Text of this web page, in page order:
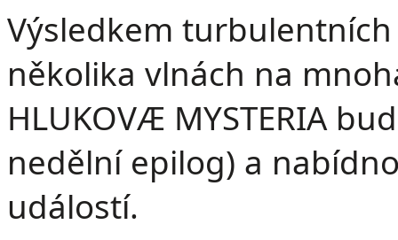
Výsledkem
několika vlnách na
HLUKOVÆ MYSTERIA
nedělní epilog) a
událostí.